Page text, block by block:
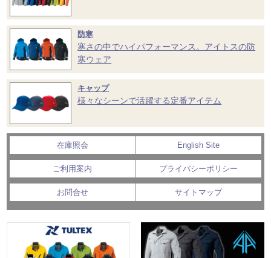
防寒
寒さの中でハイパフォーマンス。アイトスの防
寒ウェア
キャップ
様々なシーンで活躍する定番アイテム
在庫照会 English Site
ご利用案内 プライバシーポリシー
お問合せ サイトマップ